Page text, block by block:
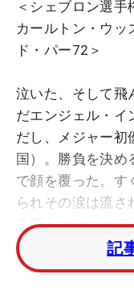
＜シェブロン選
カールトン・ウ
ド・パー72＞
泣いた、そして飛
だエンジェル・イ
だし、メジャー初
国）。勝負を決め
で顔を覆った。す
られその涙は流さ
る間もなくギャ
のかけ声が飛び交
記